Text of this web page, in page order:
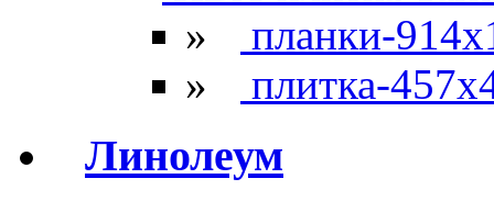
»
планки-
»
плитка-
Линолеум